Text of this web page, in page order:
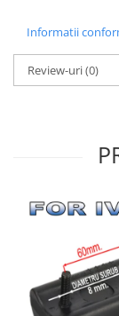
Informatii
Review-uri(0)